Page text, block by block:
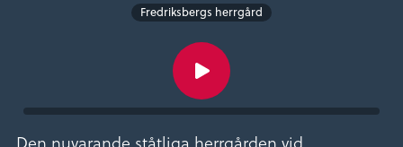
Fredriksbergs herrgård
Den nuvarande ståtliga herrgården vid